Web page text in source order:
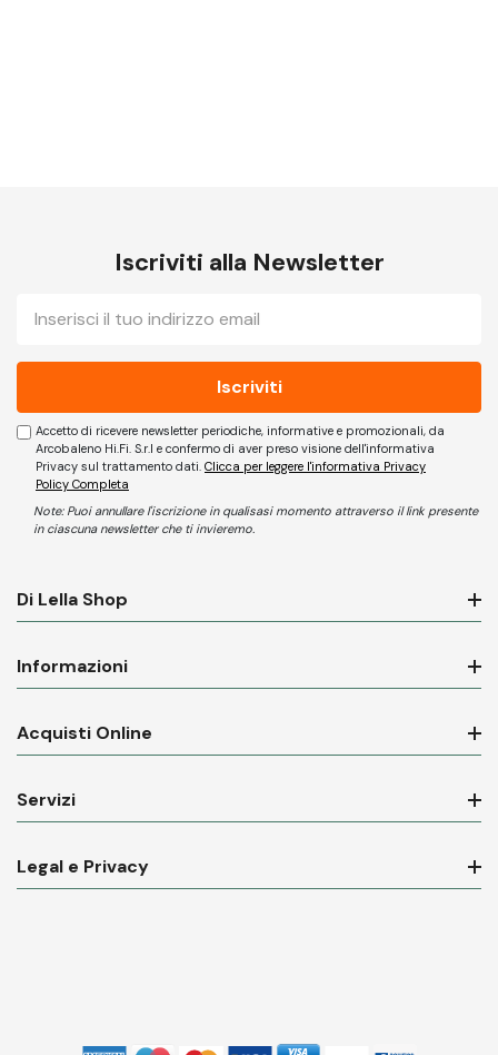
Iscriviti alla Newsletter
Accetto di ricevere newsletter periodiche, informative e promozionali, da
Arcobaleno Hi.Fi. S.r.l e confermo di aver preso visione dell'informativa
Privacy sul trattamento dati. Clicca per leggere l'informativa Privacy
Policy Completa
Note: Puoi annullare l'iscrizione in qualisasi momento attraverso il link presente
in ciascuna newsletter che ti invieremo.
Di Lella Shop
Informazioni
Acquisti Online
Servizi
Legal e Privacy